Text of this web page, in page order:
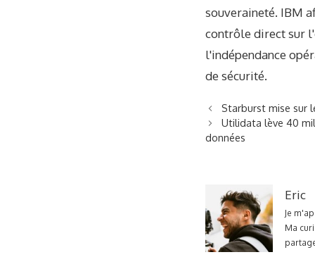
souveraineté. IBM
contrôle direct sur
l'indépendance
de sécurité.
Starburst mise sur
Utilidata lève 40
données
Eric
Je
Ma